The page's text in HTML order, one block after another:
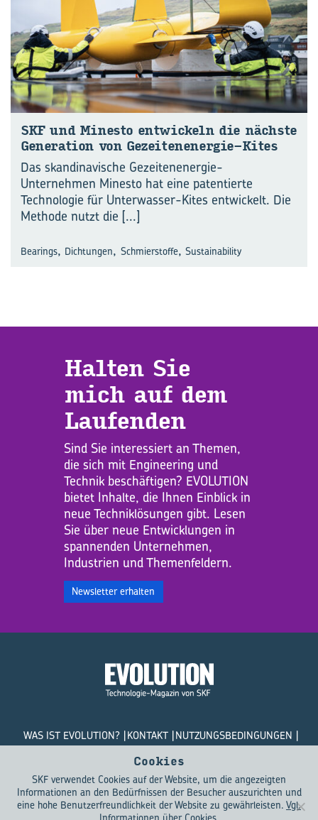
SKF und Mi­nes­to ent­wi­ckeln die nächs­te
Ge­ne­ra­ti­on von Gezeitenenergie-​Kites
Das skandinavische Gezeitenenergie-
Unternehmen Minesto hat eine patentierte
Technologie für Unterwasser-Kites entwickelt. Die
Methode nutzt die [...]
Bearings, Dichtungen, Schmierstoffe, Sustainability
Hal­ten Sie
mich auf dem
Lau­fen­den
Sind Sie interessiert an Themen,
die sich mit Engineering und
Technik beschäftigen? EVOLUTION
bietet Inhalte, die Ihnen Einblick in
neue Techniklösungen gibt. Lesen
Sie über neue Entwicklungen in
spannenden Unternehmen,
Industrien und Themenfeldern.
Newsletter erhalten
WAS IST EVOLUTION? KONTAKT NUTZUNGSBEDINGUNGEN
© SKF Evolution 2026
Cookies
SKF verwendet Cookies auf der Website, um die angezeigten
Informationen an den Bedürfnissen der Besucher auszurichten und
eine hohe Benutzerfreundlichkeit der Website zu gewährleisten. Vgl.
Informationen über Cookies.